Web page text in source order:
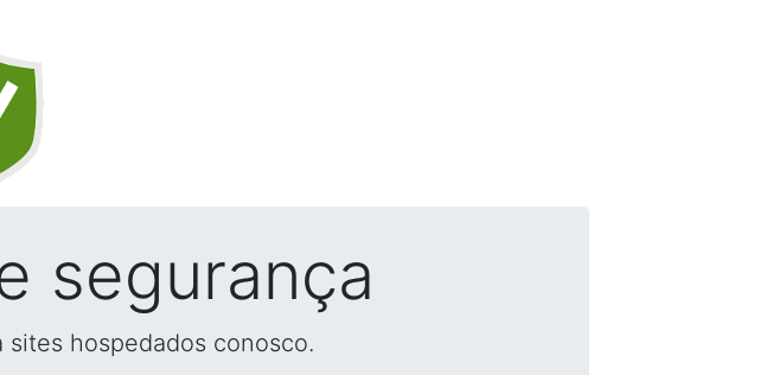
segurança
hospedados conosco.